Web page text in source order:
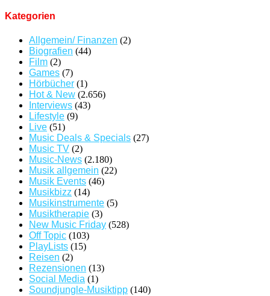
Kategorien
Allgemein/ Finanzen (2)
Biografien (44)
Film (2)
Games (7)
Hörbücher (1)
Hot & New (2.656)
Interviews (43)
Lifestyle (9)
Live (51)
Music Deals & Specials (27)
Music TV (2)
Music-News (2.180)
Musik allgemein (22)
Musik Events (46)
Musikbizz (14)
Musikinstrumente (5)
Musiktherapie (3)
New Music Friday (528)
Off Topic (103)
PlayLists (15)
Reisen (2)
Rezensionen (13)
Social Media (1)
Soundjungle-Musiktipp (140)